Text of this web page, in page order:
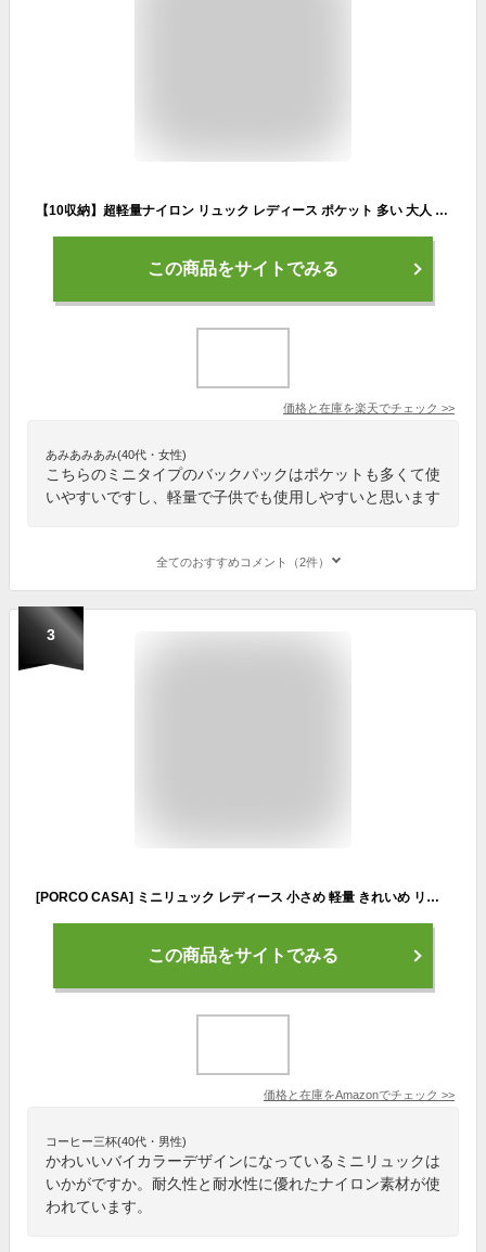
【10収納】超軽量ナイロン リュック レディース ポケット 多い 大人 レディース バックパック 通勤通学 女性 軽い 多収納 ミニリュック おしゃれ 丈夫 ママバッグ 高校生 中学生 雑誌掲載 vnsb-411z 小さいリュック 【aroco/アロコ】 春夏 夏バッグ 敬老の日 プレゼント
この商品をサイトでみる
価格と在庫を楽天でチェック >>
あみあみあみ(40代・女性)
こちらのミニタイプのバックパックはポケットも多くて使
いやすいですし、軽量で子供でも使用しやすいと思います
全てのおすすめコメント（2件）
3
[PORCO CASA] ミニリュック レディース 小さめ 軽量 きれいめ リュック おしゃれ シンプル 大人 通勤 (ベージュ)
この商品をサイトでみる
価格と在庫をAmazonでチェック >>
コーヒー三杯(40代・男性)
かわいいバイカラーデザインになっているミニリュックは
いかがですか。耐久性と耐水性に優れたナイロン素材が使
われています。